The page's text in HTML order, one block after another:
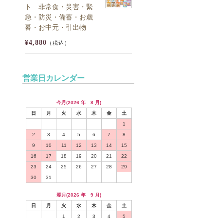
ト 非常食・災害・緊
急・防災・備蓄・お歳
暮・お中元・引出物
¥4,880 （税込）
営業日カレンダー
今月(2026 年 8 月)
日
月 火 水 木 金
土
1
2
3 4 5 6 7
8
9
10 11 12 13 14
15
16
17 18 19 20 21
22
23
24 25 26 27 28
29
30
31
翌月(2026 年 9 月)
日
月 火 水 木 金
土
1
2 3 4 5